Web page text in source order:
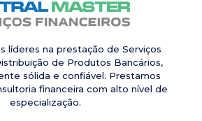
líderes na prestação de Serviços
de Produtos Bancários,
sólida e confiável. Prestamos
financeira com alto nível de
especialização.